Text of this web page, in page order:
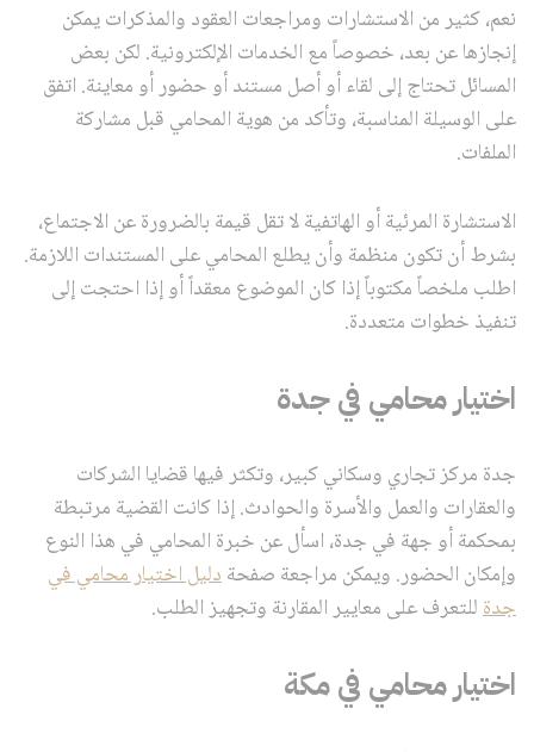
نعم، كثير من الاستشارات ومراجعات العقود والمذكرات يمكن
إنجازها عن بعد، خصوصاً مع الخدمات الإلكترونية. لكن بعض
المسائل تحتاج إلى لقاء أو أصل مستند أو حضور أو معاينة. اتفق
على الوسيلة المناسبة، وتأكد من هوية المحامي قبل مشاركة
الملفات.
الاستشارة المرئية أو الهاتفية لا تقل قيمة بالضرورة عن الاجتماع،
بشرط أن تكون منظمة وأن يطلع المحامي على المستندات اللازمة.
اطلب ملخصاً مكتوباً إذا كان الموضوع معقداً أو إذا احتجت إلى
تنفيذ خطوات متعددة.
اختيار محامي في جدة
جدة مركز تجاري وسكاني كبير، وتكثر فيها قضايا الشركات
والعقارات والعمل والأسرة والحوادث. إذا كانت القضية مرتبطة
بمحكمة أو جهة في جدة، اسأل عن خبرة المحامي في هذا النوع
وإمكان الحضور. ويمكن مراجعة صفحةدليل اختيار محامي في
جدةللتعرف على معايير المقارنة وتجهيز الطلب.
اختيار محامي في مكة